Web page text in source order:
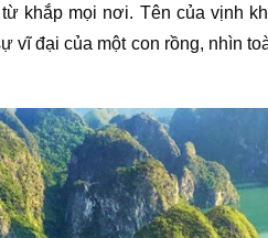
khắp mọi nơi. Tên của vịnh
vĩ đại của một con rồng, nhìn